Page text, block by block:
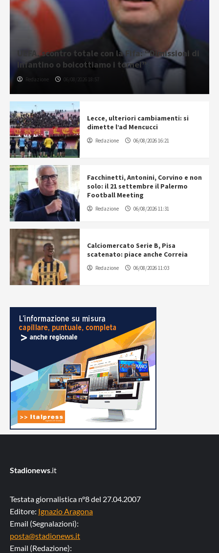
UEFA, scontro totale con la Fifa: “Dimissioni di
Infantino o boicottiamo i tornei”
Redazione 06/08/2026 18:57
Lecce, ulteriori cambiamenti: si
dimette l’ad Mencucci
Redazione 06/08/2026 16:21
Facchinetti, Antonini, Corvino e non
solo: il 21 settembre il Palermo
Football Meeting
Redazione 06/08/2026 11:31
Calciomercato Serie B, Pisa
scatenato: piace anche Correia
Redazione 06/08/2026 11:03
Stadionews.it
Testata giornalistica n°8 del 27.04.2007
Editore: Ignazio Aragona
Email (Segnalazioni):
posta@stadionews.it
Email (Redazione):